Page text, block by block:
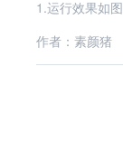
作者：素颜猪